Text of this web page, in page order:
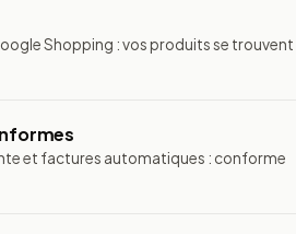
Shopping : vos produits se trouvent
et factures automatiques : conforme